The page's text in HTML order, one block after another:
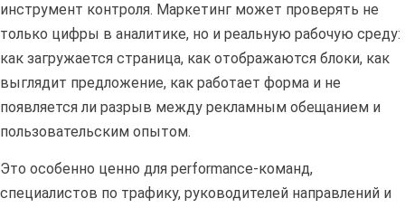
инструмент контроля. Маркетинг может проверять не
только цифры в аналитике, но и реальную рабочую среду:
как загружается страница, как отображаются блоки, как
выглядит предложение, как работает форма и не
появляется ли разрыв между рекламным обещанием и
пользовательским опытом.
Это особенно ценно для performance-команд,
специалистов по трафику, руководителей направлений и